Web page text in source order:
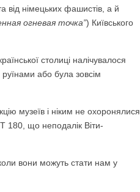
від німецьких фашистів, а й
огневая точка”) Київського
столиці налічувалося
або була зовсім
музеїв і ніким не охоронялися,
180, що неподалік Віти-
вони можуть стати нам у